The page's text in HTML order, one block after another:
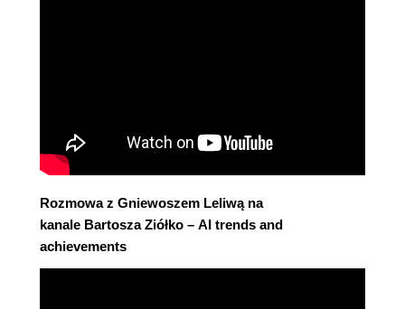
Rozmowa z Gniewoszem Leliwą na
kanale Bartosza Ziółko – AI trends and
achievements